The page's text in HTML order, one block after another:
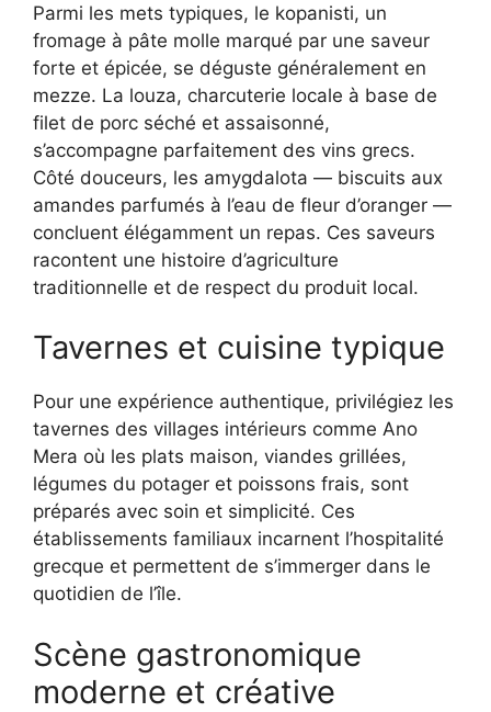
Parmi les mets typiques, le kopanisti, un
fromage à pâte molle marqué par une saveur
forte et épicée, se déguste généralement en
mezze. La louza, charcuterie locale à base de
filet de porc séché et assaisonné,
s’accompagne parfaitement des vins grecs.
Côté douceurs, les amygdalota — biscuits aux
amandes parfumés à l’eau de fleur d’oranger —
concluent élégamment un repas. Ces saveurs
racontent une histoire d’agriculture
traditionnelle et de respect du produit local.
Tavernes et cuisine typique
Pour une expérience authentique, privilégiez les
tavernes des villages intérieurs comme Ano
Mera où les plats maison, viandes grillées,
légumes du potager et poissons frais, sont
préparés avec soin et simplicité. Ces
établissements familiaux incarnent l’hospitalité
grecque et permettent de s’immerger dans le
quotidien de l’île.
Scène gastronomique
moderne et créative